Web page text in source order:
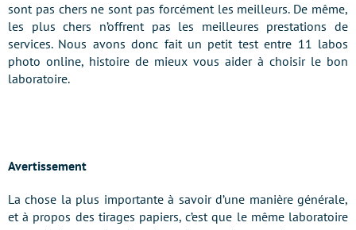
sont pas chers ne sont pas forcément les meilleurs. De même,
les plus chers n’offrent pas les meilleures prestations de
services. Nous avons donc fait un petit test entre 11 labos
photo online, histoire de mieux vous aider à choisir le bon
laboratoire.
Avertissement
La chose la plus importante à savoir d’une manière générale,
et à propos des tirages papiers, c’est que le même laboratoire